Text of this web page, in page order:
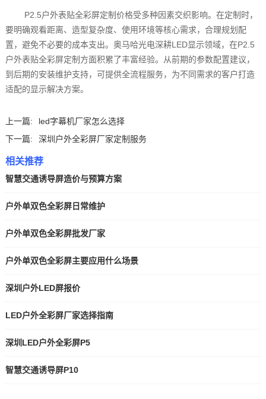
P2.5户外表贴全彩屏定制价格受多种因素交织影响。在定制时，
要明确观看距离、造型复杂度、使用环境等核心需求，合理规划配
置，避免不必要的成本支出。奥马哈光电深耕LED显示领域，在P2.5
户外表贴全彩屏定制方面积累了丰富经验。从前期的参数配置建议，
到后期的安装维护支持，可提供全流程服务，为不同需求的客户打造
适配的显示解决方案。
上一篇:
led字幕机厂家怎么选择
下一篇:
深圳户外全彩屏厂家定制服务
相关推荐
智慧交通诱导屏造价与预算方案
户外单双色全彩屏日常维护
户外单双色全彩屏批发厂家
户外单双色全彩屏主要应用什么场景
深圳户外LED屏报价
LED户外全彩屏厂家选择指南
深圳LED户外全彩屏P5
智慧交通诱导屏P10